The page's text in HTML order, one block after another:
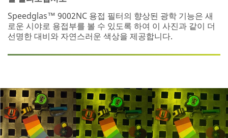
Speedglas™ 9002NC 용접 필터의 향상된 광학 기능은 새
로운 시야로 용접부를 볼 수 있도록 하여 이 사진과 같이 더
선명한 대비와 자연스러운 색상을 제공합니다.